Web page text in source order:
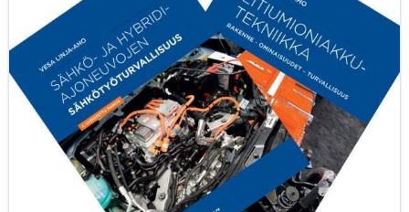
hybridiautojen
sähkötyöturvallisuus
-
kirjat
yhdessä
edullisemmin